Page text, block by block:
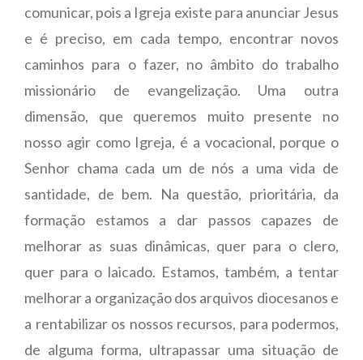
comunicar, pois a Igreja existe para anunciar Jesus
e é preciso, em cada tempo, encontrar novos
caminhos para o fazer, no âmbito do trabalho
missionário de evangelização. Uma outra
dimensão, que queremos muito presente no
nosso agir como Igreja, é a vocacional, porque o
Senhor chama cada um de nós a uma vida de
santidade, de bem. Na questão, prioritária, da
formação estamos a dar passos capazes de
melhorar as suas dinâmicas, quer para o clero,
quer para o laicado. Estamos, também, a tentar
melhorar a organização dos arquivos diocesanos e
a rentabilizar os nossos recursos, para podermos,
de alguma forma, ultrapassar uma situação de